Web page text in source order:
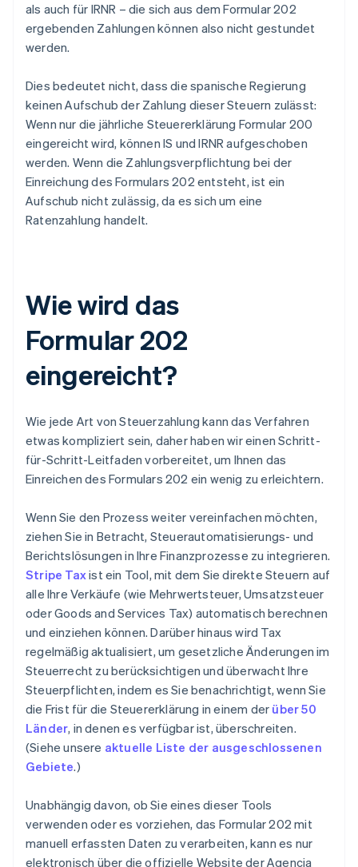
als auch für IRNR – die sich aus dem Formular 202
ergebenden Zahlungen können also nicht gestundet
werden.
Dies bedeutet nicht, dass die spanische Regierung
keinen Aufschub der Zahlung dieser Steuern zulässt:
Wenn nur die jährliche Steuererklärung Formular 200
eingereicht wird, können IS und IRNR aufgeschoben
werden. Wenn die Zahlungsverpflichtung bei der
Einreichung des Formulars 202 entsteht, ist ein
Aufschub nicht zulässig, da es sich um eine
Ratenzahlung handelt.
Wie wird das
Formular 202
eingereicht?
Wie jede Art von Steuerzahlung kann das Verfahren
etwas kompliziert sein, daher haben wir einen Schritt-
für-Schritt-Leitfaden vorbereitet, um Ihnen das
Einreichen des Formulars 202 ein wenig zu erleichtern.
Wenn Sie den Prozess weiter vereinfachen möchten,
ziehen Sie in Betracht, Steuerautomatisierungs- und
Berichtslösungen in Ihre Finanzprozesse zu integrieren.
Stripe Taxist ein Tool, mit dem Sie direkte Steuern auf
alle Ihre Verkäufe (wie Mehrwertsteuer, Umsatzsteuer
oder Goods and Services Tax) automatisch berechnen
und einziehen können. Darüber hinaus wird Tax
regelmäßig aktualisiert, um gesetzliche Änderungen im
Steuerrecht zu berücksichtigen und überwacht Ihre
Steuerpflichten, indem es Sie benachrichtigt, wenn Sie
die Frist für die Steuererklärung in einem der über 50
Länder, in denen es verfügbar ist, überschreiten.
(Siehe unsere aktuelle Liste der ausgeschlossenen
Gebiete.)
Unabhängig davon, ob Sie eines dieser Tools
verwenden oder es vorziehen, das Formular 202 mit
manuell erfassten Daten zu verarbeiten, kann es nur
elektronisch über die offizielle Website der Agencia